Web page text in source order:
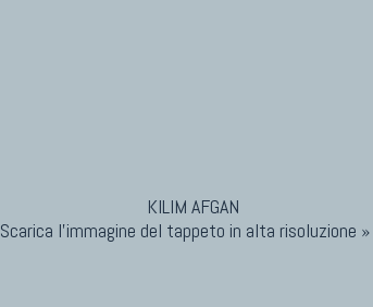
Scarica l'immagine del tappeto in alta risoluzione »